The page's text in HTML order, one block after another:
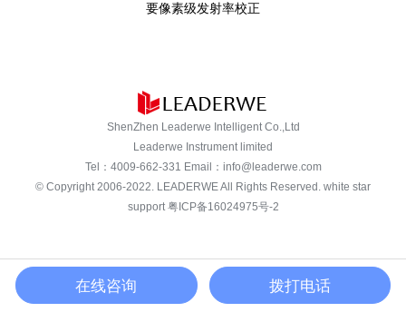
要像素级发射率校正
ShenZhen Leaderwe Intelligent Co.,Ltd
Leaderwe Instrument limited
Tel： 4009-662-331 Email： info@leaderwe.com
© Copyright 2006-2022. LEADERWEAll Rights Reserved. white star
support粤ICP备16024975号-2
在线咨询 拨打电话